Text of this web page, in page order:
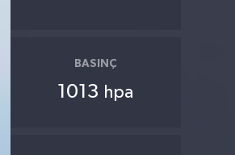
BASINÇ
1013 hpa